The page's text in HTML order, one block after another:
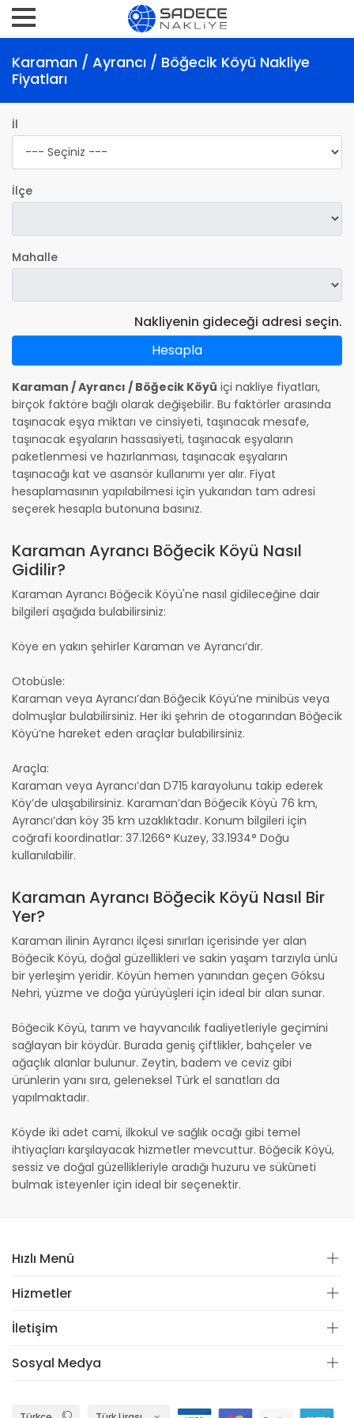
Karaman / Ayrancı / Böğecik Köyü Nakliye
Fiyatları
İl
İlçe
Mahalle
Nakliyenin gideceği adresi seçin.
Hesapla
Karaman / Ayrancı / Böğecik Köyü içi nakliye fiyatları,
birçok faktöre bağlı olarak değişebilir. Bu faktörler arasında
taşınacak eşya miktarı ve cinsiyeti, taşınacak mesafe,
taşınacak eşyaların hassasiyeti, taşınacak eşyaların
paketlenmesi ve hazırlanması, taşınacak eşyaların
taşınacağı kat ve asansör kullanımı yer alır. Fiyat
hesaplamasının yapılabilmesi için yukarıdan tam adresi
seçerek hesapla butonuna basınız.
Karaman Ayrancı Böğecik Köyü Nasıl
Gidilir?
Karaman Ayrancı Böğecik Köyü'ne nasıl gidileceğine dair
bilgileri aşağıda bulabilirsiniz:
Köye en yakın şehirler Karaman ve Ayrancı’dır.
Otobüsle:
Karaman veya Ayrancı’dan Böğecik Köyü’ne minibüs veya
dolmuşlar bulabilirsiniz. Her iki şehrin de otogarından Böğecik
Köyü’ne hareket eden araçlar bulabilirsiniz.
Araçla:
Karaman veya Ayrancı’dan D715 karayolunu takip ederek
Köy’de ulaşabilirsiniz. Karaman’dan Böğecik Köyü 76 km,
Ayrancı’dan köy 35 km uzaklıktadır. Konum bilgileri için
coğrafi koordinatlar: 37.1266° Kuzey, 33.1934° Doğu
kullanılabilir.
Karaman Ayrancı Böğecik Köyü Nasıl Bir
Yer?
Karaman ilinin Ayrancı ilçesi sınırları içerisinde yer alan
Böğecik Köyü, doğal güzellikleri ve sakin yaşam tarzıyla ünlü
bir yerleşim yeridir. Köyün hemen yanından geçen Göksu
Nehri, yüzme ve doğa yürüyüşleri için ideal bir alan sunar.
Böğecik Köyü, tarım ve hayvancılık faaliyetleriyle geçimini
sağlayan bir köydür. Burada geniş çiftlikler, bahçeler ve
ağaçlık alanlar bulunur. Zeytin, badem ve ceviz gibi
ürünlerin yanı sıra, geleneksel Türk el sanatları da
yapılmaktadır.
Köyde iki adet cami, ilkokul ve sağlık ocağı gibi temel
ihtiyaçları karşılayacak hizmetler mevcuttur. Böğecik Köyü,
sessiz ve doğal güzellikleriyle aradığı huzuru ve sükûneti
bulmak isteyenler için ideal bir seçenektir.
Hızlı Menü
Hizmetler
İletişim
Sosyal Medya